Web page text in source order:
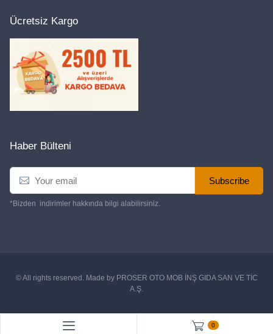
Ücretsiz Kargo
Haber Bülteni
Subscribe
*Bizden indirimler hakkında bilgi alabilirsiniz.
© All rights reserved. Made by PROSER OTO MOB İNŞ GIDA SAN VE TİC
A.Ş.
0